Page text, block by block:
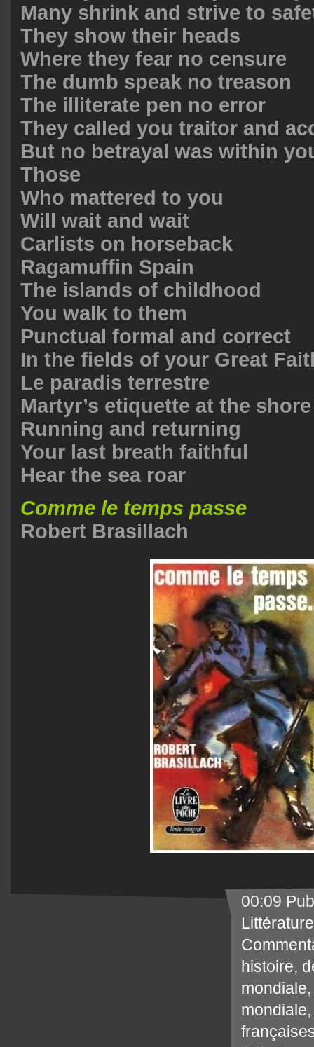
Many shrink and strive to
They show their heads
Where they fear no censure
The dumb speak no treason
The illiterate pen no error
They called you traitor and
But no betrayal was within
Those
Who mattered to you
Will wait and wait
Carlists on horseback
Ragamuffin Spain
The islands of childhood
You walk to them
Punctual formal and correct
In the fields of your Great
Le paradis terrestre
Martyr’s etiquette at the shore
Running and returning
Your last breath faithful
Hear the sea roar
Comme le temps passe
Robert Brasillach
00:09
Littérature
histoire,
mondiale
mondiale